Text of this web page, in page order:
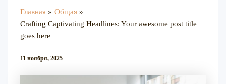
Главная
Общая
Crafting Captivating Headlines: Your awesome post title
goes here
11 ноября, 2025